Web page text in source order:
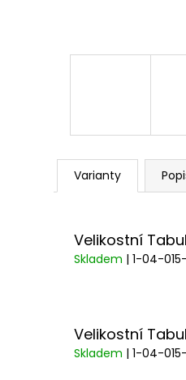
Varianty
Velikostní
Skladem | 1-04-
Velikostní
Skladem | 1-04-